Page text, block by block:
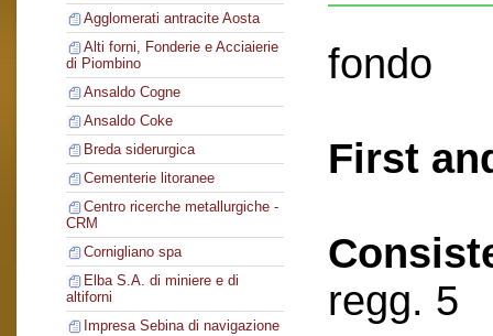
Agglomerati antracite Aosta
Alti forni, Fonderie e Acciaierie
di Piombino
Ansaldo Cogne
Ansaldo Coke
Breda siderurgica
Cementerie litoranee
Centro ricerche metallurgiche -
CRM
Cornigliano spa
Elba S.A. di miniere e di
altiforni
Impresa Sebina di navigazione
fondo
First
regg. 5